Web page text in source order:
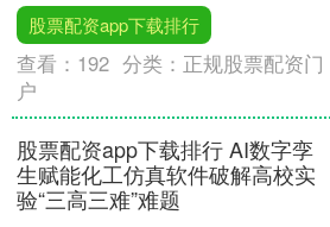
股票配资app下载排行
查看： 192 分类： 正规股票配资门
户
股票配资app下载排行 AI数字孪
生赋能化工仿真软件破解高校实
验“三高三难”难题